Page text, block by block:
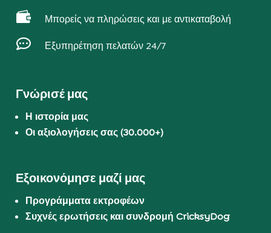
 Μπορείς να πληρώσεις και με αντικαταβολή
 Εξυπηρέτηση πελατών 24/7
Γνώρισέ μας
Η ιστορία μας
Οι αξιολογήσεις σας (30.000+)
Εξοικονόμησε μαζί μας
Προγράμματα εκτροφέων
Συχνές ερωτήσεις και συνδρομή CricksyDog